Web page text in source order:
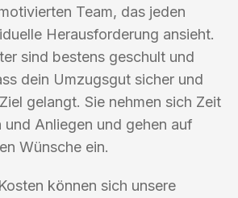
Team, das jeden
Herausforderung ansieht.
sind bestens geschult und
dein Umzugsgut sicher und
gelangt. Sie nehmen sich Zeit
und Anliegen und gehen auf
Wünsche ein.
können sich unsere